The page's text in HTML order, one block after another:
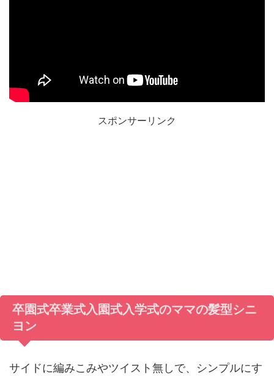
スポンサーリンク
卒園式卒業式入園式入学式のママの髪型シニ
ヨン
サイドに編みこみやツイスト無しで、シンプルにす